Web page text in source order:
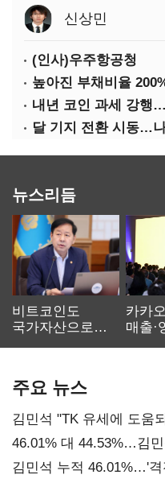
신상민
(인사)우주항공청
달 기지 전환 시동…
뉴스리듬
비트코인도
국가자산으로…'
카카
매출·
주요 뉴스
김민석 "TK 유세에 도움
대표된 양 당직 배분"
46.01% 대 44.53%…김
김민석 누적 46.01%…'